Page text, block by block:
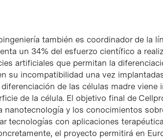
también es coordinador de la
un 34% del esfuerzo científico a
artificiales que permitan la
su incompatibilidad una vez
de las células madre viene
de la célula. El objetivo final de
nanotecnología y los conocimientos
tecnologías con aplicaciones
el proyecto permitirá en